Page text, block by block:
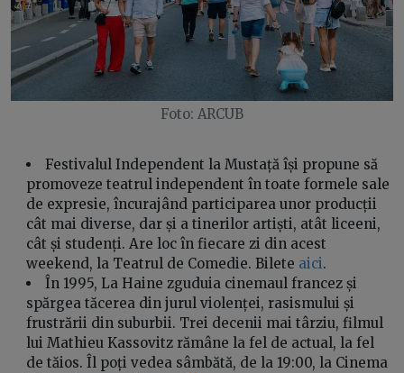
Foto: ARCUB
Festivalul Independent la Mustață își propune să
promoveze teatrul independent în toate formele sale
de expresie, încurajând participarea unor producții
cât mai diverse, dar și a tinerilor artiști, atât liceeni,
cât și studenți. Are loc în fiecare zi din acest
weekend, la Teatrul de Comedie. Bilete aici.
În 1995, La Haine zguduia cinemaul francez și
spărgea tăcerea din jurul violenței, rasismului și
frustrării din suburbii. Trei decenii mai târziu, filmul
lui Mathieu Kassovitz rămâne la fel de actual, la fel
de tăios. Îl poți vedea sâmbătă, de la 19:00, la Cinema